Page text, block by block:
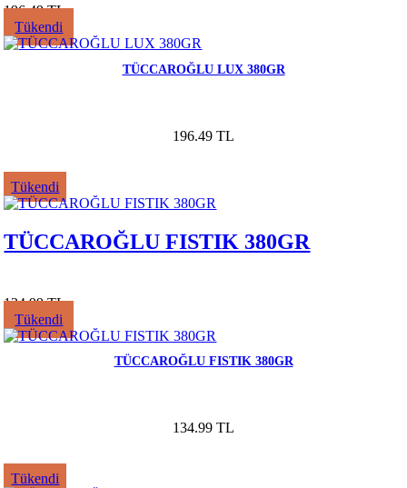
196.49 TL
Tükendi
TÜCCAROĞLU LUX 380GR
196.49 TL
Tükendi
TÜCCAROĞLU FISTIK 380GR
134.99 TL
Tükendi
TÜCCAROĞLU FISTIK 380GR
134.99 TL
Tükendi